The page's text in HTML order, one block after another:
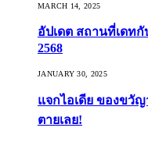
MARCH 14, 2025
อัปเดต สถานที่เดท
2568
JANUARY 30, 2025
แจกไอเดีย ของขวั
ตายเลย!